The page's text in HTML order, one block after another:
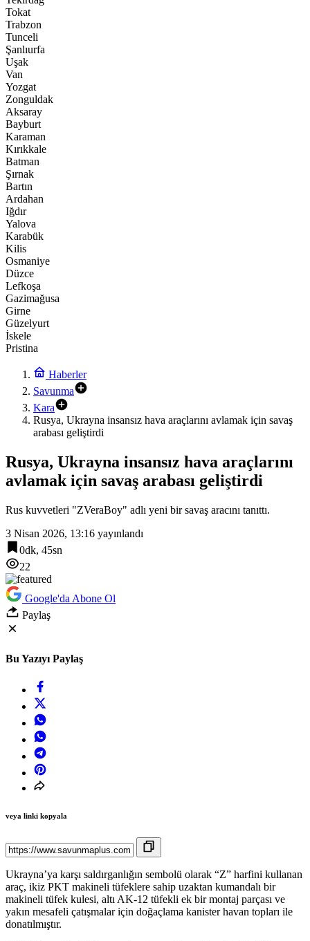
Tokat
Trabzon
Tunceli
Şanlıurfa
Uşak
Van
Yozgat
Zonguldak
Aksaray
Bayburt
Karaman
Kırıkkale
Batman
Şırnak
Bartın
Ardahan
Iğdır
Yalova
Karabük
Kilis
Osmaniye
Düzce
Lefkoşa
Gazimağusa
Girne
Güzelyurt
İskele
Pristina
Haberler
Savunma
Kara
Rusya, Ukrayna insansız hava araçlarını avlamak için savaş
arabası geliştirdi
Rusya, Ukrayna insansız hava araçlarını
avlamak için savaş arabası geliştirdi
Rus kuvvetleri "ZVeraBoy" adlı yeni bir savaş aracını tanıttı.
3 Nisan 2026, 13:16 yayınlandı
0dk, 45sn
22
Google'da Abone Ol
Paylaş
Bu Yazıyı Paylaş
veya linki kopyala
Ukrayna’ya karşı saldırganlığın sembolü olarak “Z” harfini kullanan
araç, ikiz PKT makineli tüfeklere sahip uzaktan kumandalı bir
makineli tüfek kulesi, altı AK-12 tüfekli ek bir montaj parçası ve
yakın mesafeli çatışmalar için doğaçlama kanister havan topları ile
donatılmıştır.